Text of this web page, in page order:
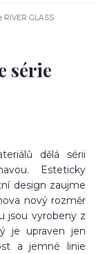
GLASS
série
dělá sérii
Esteticky
design zaujme
nový rozměr
jsou vyrobeny z
je upraven jen
a jemné linie